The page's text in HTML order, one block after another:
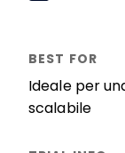
Ideale per
scalabile